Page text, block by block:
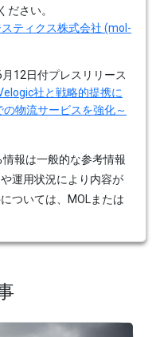
ださい。
ティクス株式会社 (mol-
12日付プレスリリース
社と戦略的提携に
物流サービスを強化～
報は一般的な参考情報
運用状況により内容が
ついては、MOLまたは